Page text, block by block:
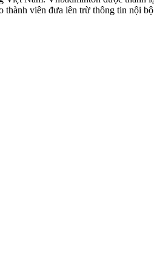
viên đưa lên trừ thông tin nội